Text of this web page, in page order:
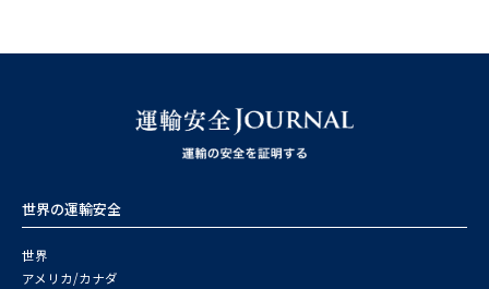
世界の運輸安全
世界
アメリカ/カナダ